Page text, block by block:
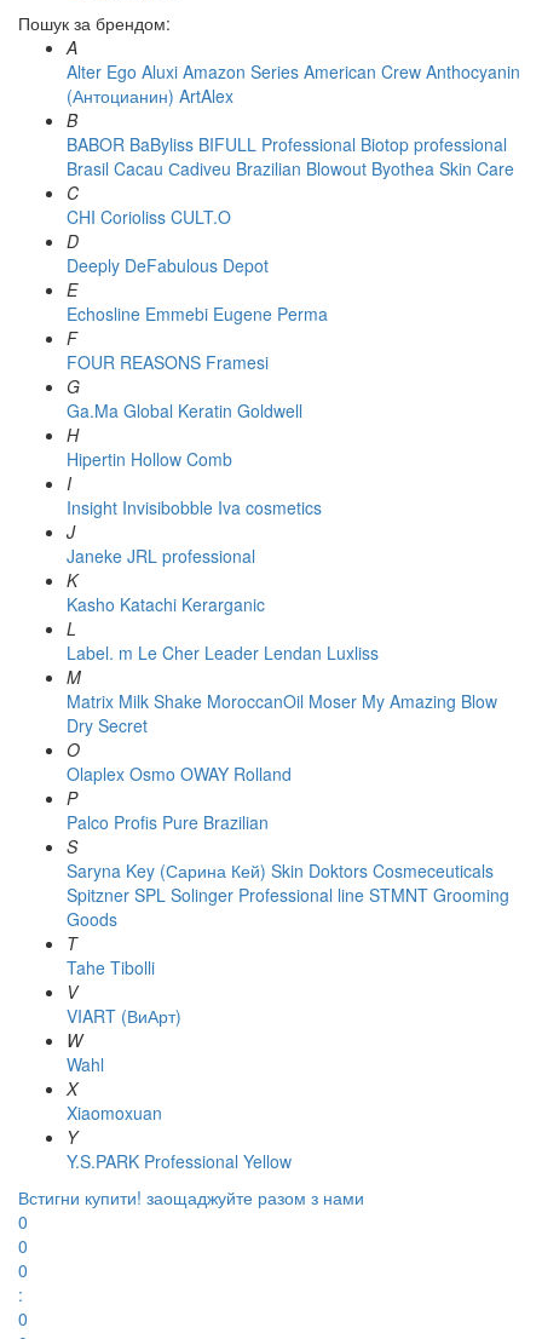
Пошук за брендом:
A
Alter Ego Aluxi Amazon Series American Crew Anthocyanin
(Антоцианин) ArtAlex
B
BABOR BaByliss BIFULL Professional Biotop professional
Brasil Cacau Сadiveu Brazilian Blowout Byothea Skin Care
C
CHI Corioliss CULT.O
D
Deeply DeFabulous Depot
E
Echosline Emmebi Eugene Perma
F
FOUR REASONS Framesi
G
Ga.Ma Global Keratin Goldwell
H
Hipertin Hollow Comb
I
Insight Invisibobble Iva cosmetics
J
Janeke JRL professional
K
Kasho Katachi Kerarganic
L
Label. m Le Cher Leader Lendan Luxliss
M
Matrix Milk Shake MoroccanOil Moser My Amazing Blow
Dry Secret
O
Olaplex Osmo OWAY Rolland
P
Palco Profis Pure Brazilian
S
Saryna Key (Сарина Кей) Skin Doktors Cosmeceuticals
Spitzner SPL Solinger Professional line STMNT Grooming
Goods
T
Tahe Tibolli
V
VIART (ВиАрт)
W
Wahl
X
Xiaomoxuan
Y
Y.S.PARK Professional Yellow
Встигни купити! заощаджуйте разом з нами
0
0
0
:
0